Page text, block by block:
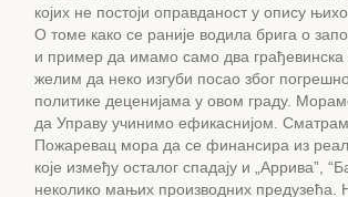
којих не постоји оправданост у опису
О томе како се раније водила брига о
и пример да имамо само два грађевинска
желим да неко изгуби посао због
политике деценијама у овом граду.
да Управу учинимо ефикаснијом.
Пожаревац мора да се финансира из
које између осталог спадају и „Аррива”,
неколико мањих производних предузећа.